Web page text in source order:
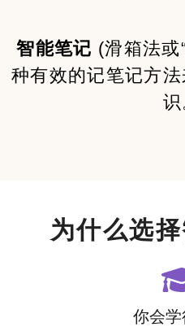
智能笔记 (滑箱法
种有效的记笔记方
识
为什么选
你会